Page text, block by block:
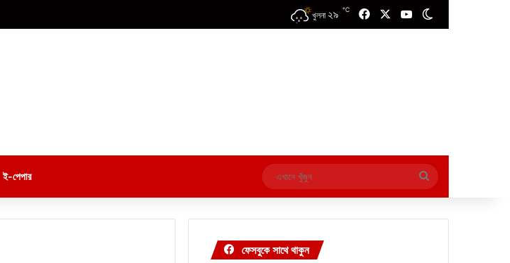
খুলনা ২৯ ℃ FacebookYouTube
ই-পেপার
এখানে
খুঁজুন
ফেসবুকে সাথে থাকুন